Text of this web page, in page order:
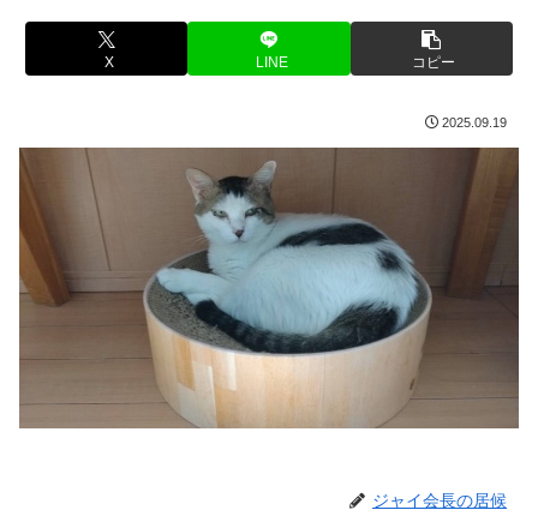
X LINE コピー
2025.09.19
ジャイ会長の居候